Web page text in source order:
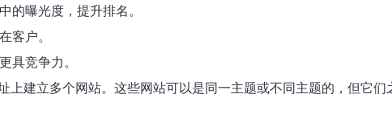
的曝光度，提升排名。
客户。
具竞争力。
建立多个网站。这些网站可以是同一主题或不同主题的，但它